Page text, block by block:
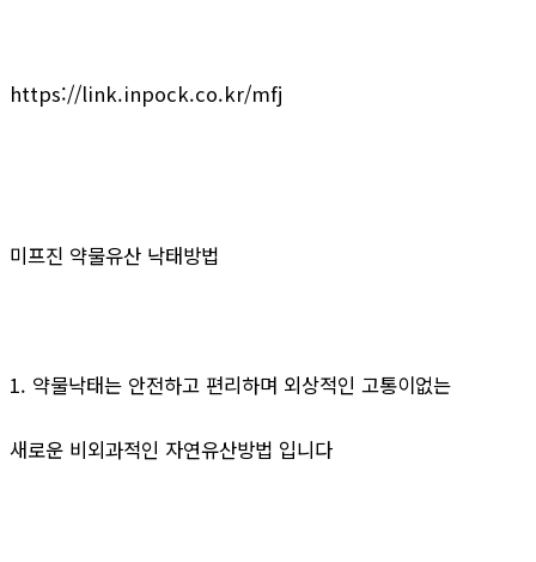
https://link.inpock.co.kr/mfj
미프진 약물유산 낙태방법
1. 약물낙태는 안전하고 편리하며 외상적인 고통이없는
새로운 비외과적인 자연유산방법 입니다